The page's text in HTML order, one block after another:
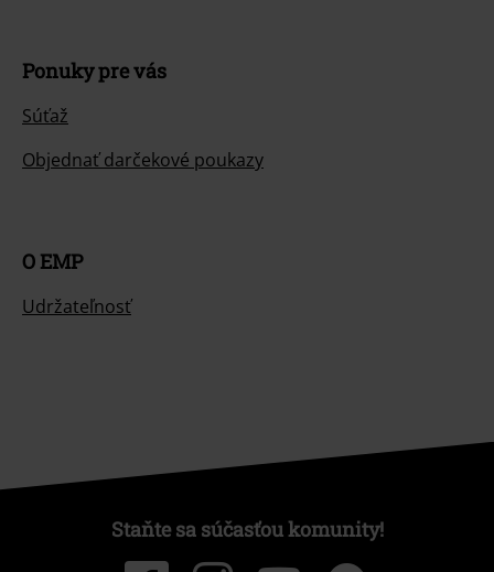
Ponuky pre vás
Súťaž
Objednať darčekové poukazy
O EMP
Udržateľnosť
Staňte sa súčasťou komunity!